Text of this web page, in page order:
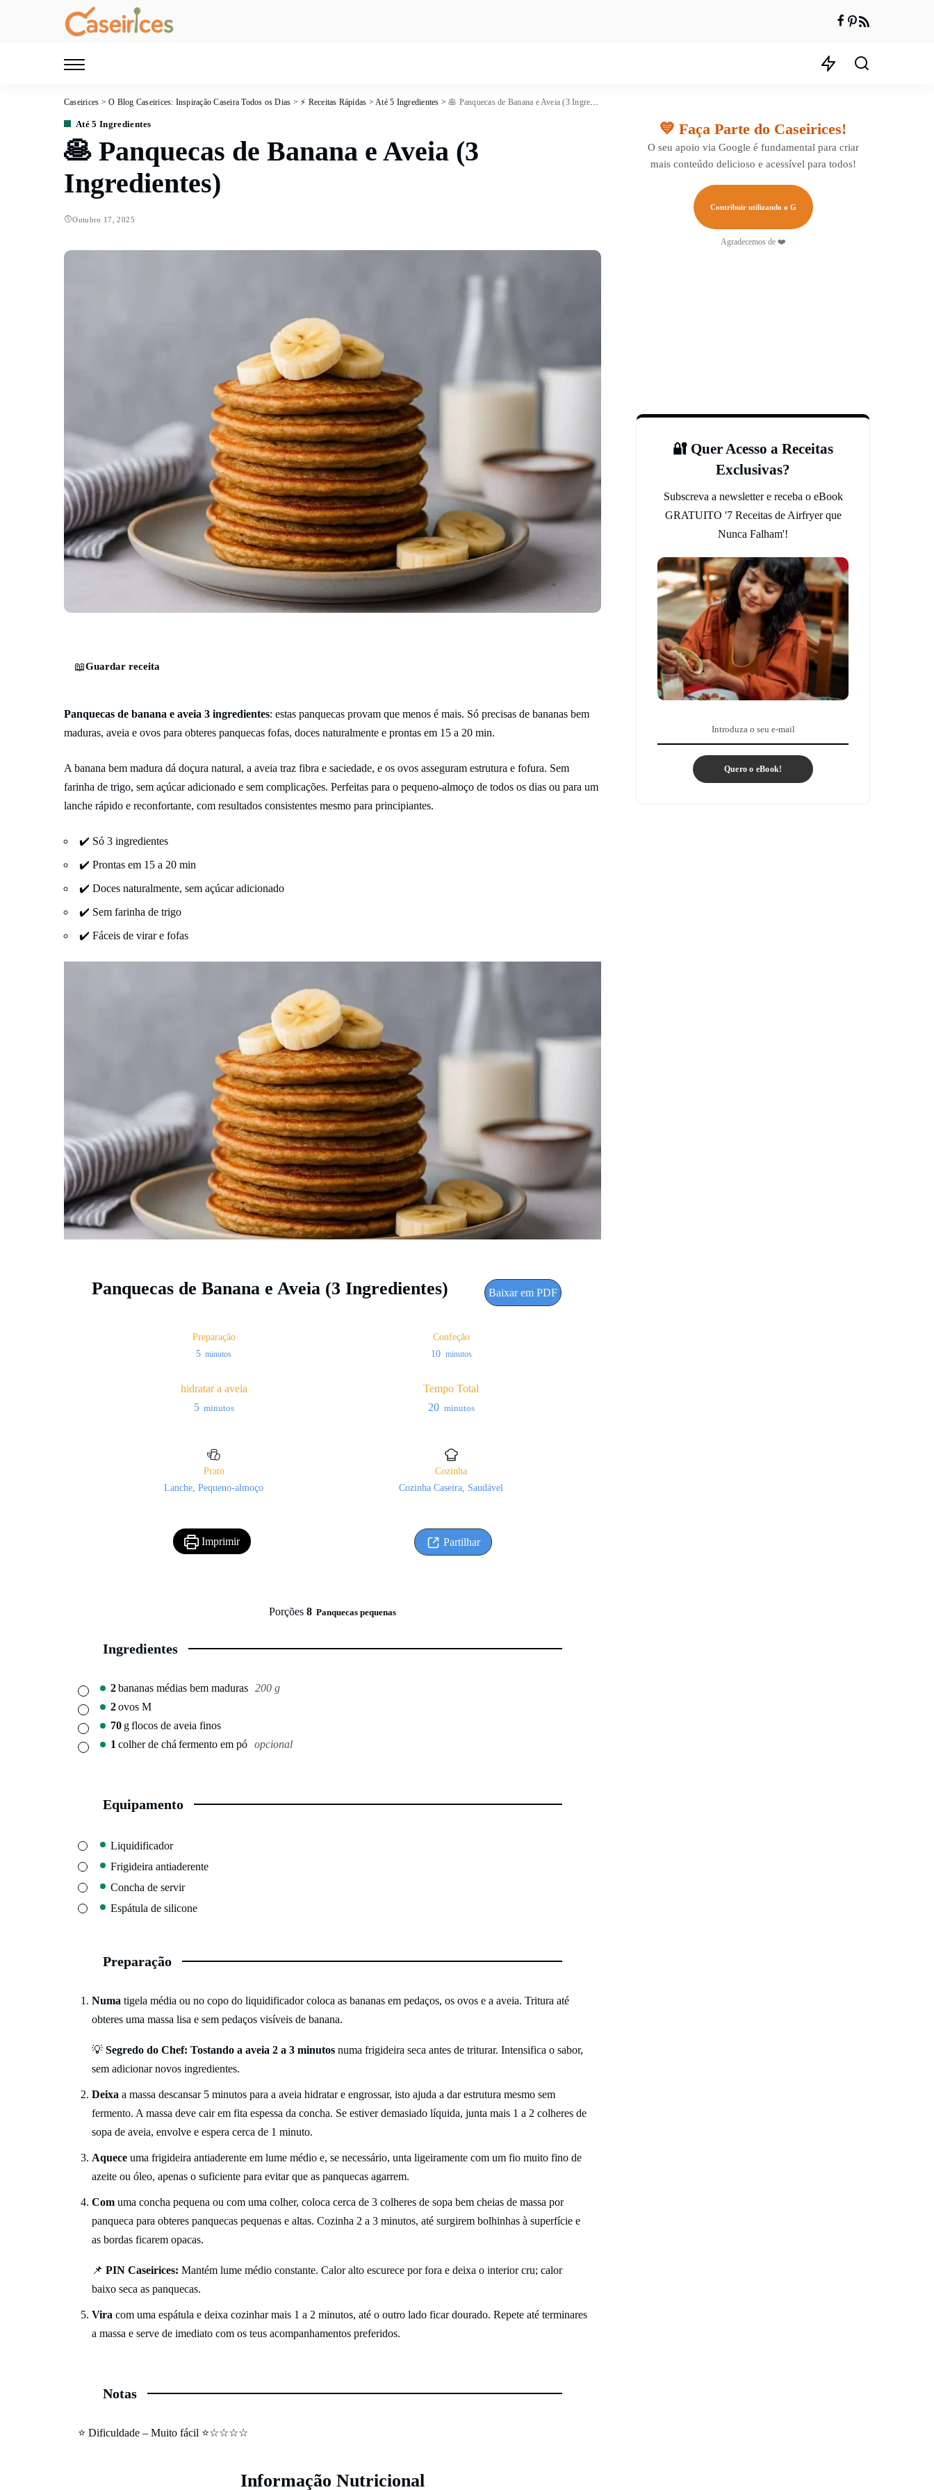
Caseirices >O Blog Caseirices: Inspiração Caseira Todos os Dias > ⚡ Receitas Rápidas >Até 5 Ingredientes >🥞 Panquecas de Banana e Aveia (3 Ingredientes)
Até 5 Ingredientes
🥞 Panquecas de Banana e Aveia (3
Ingredientes)
Outubro 17, 2025
📖Guardar receita
Panquecas de banana e aveia 3 ingredientes: estas panquecas provam que menos é mais. Só precisas de bananas bem
maduras, aveia e ovos para obteres panquecas fofas, doces naturalmente e prontas em 15 a 20 min.
A banana bem madura dá doçura natural, a aveia traz fibra e saciedade, e os ovos asseguram estrutura e fofura. Sem
farinha de trigo, sem açúcar adicionado e sem complicações. Perfeitas para o pequeno-almoço de todos os dias ou para um
lanche rápido e reconfortante, com resultados consistentes mesmo para principiantes.
✔️ Só 3 ingredientes
✔️ Prontas em 15 a 20 min
✔️ Doces naturalmente, sem açúcar adicionado
✔️ Sem farinha de trigo
✔️ Fáceis de virar e fofas
Panquecas de Banana e Aveia (3 Ingredientes) Baixar em PDF
Preparação
5minutos
minutos
Confeção
10minutos
minutos
hidratar a aveia
5minutos
minutos
Tempo Total
20minutos
minutos
Prato
Lanche, Pequeno-almoço
Cozinha
Cozinha Caseira, Saudável
Imprimir Partilhar
Porções 8 Panquecas pequenas
Ingredientes
▢ 2bananas médias bem maduras 200 g
▢ 2ovos M
▢ 70 gflocos de aveia finos
▢ 1 colher de chá fermento em pó opcional
Equipamento
▢ Liquidificador
▢ Frigideira antiaderente
▢ Concha de servir
▢ Espátula de silicone
Preparação
Numa tigela média ou no copo do liquidificador coloca as bananas em pedaços, os ovos e a aveia. Tritura até
obteres uma massa lisa e sem pedaços visíveis de banana.
💡 Segredo do Chef: Tostando a aveia 2 a 3 minutos numa frigideira seca antes de triturar. Intensifica o sabor,
sem adicionar novos ingredientes.
Deixa a massa descansar 5 minutos para a aveia hidratar e engrossar, isto ajuda a dar estrutura mesmo sem
fermento. A massa deve cair em fita espessa da concha. Se estiver demasiado líquida, junta mais 1 a 2 colheres de
sopa de aveia, envolve e espera cerca de 1 minuto.
Aquece uma frigideira antiaderente em lume médio e, se necessário, unta ligeiramente com um fio muito fino de
azeite ou óleo, apenas o suficiente para evitar que as panquecas agarrem.
Com uma concha pequena ou com uma colher, coloca cerca de 3 colheres de sopa bem cheias de massa por
panqueca para obteres panquecas pequenas e altas. Cozinha 2 a 3 minutos, até surgirem bolhinhas à superfície e
as bordas ficarem opacas.
📌 PIN Caseirices: Mantém lume médio constante. Calor alto escurece por fora e deixa o interior cru; calor
baixo seca as panquecas.
Vira com uma espátula e deixa cozinhar mais 1 a 2 minutos, até o outro lado ficar dourado. Repete até terminares
a massa e serve de imediato com os teus acompanhamentos preferidos.
Notas
⭐ Dificuldade – Muito fácil ⭐☆☆☆☆
Informação Nutricional
💛 Faça Parte do Caseirices!
O seu apoio via Google é fundamental para criar
mais conteúdo delicioso e acessível para todos!
Contribuir utilizando o G
Agradecemos de ❤️
🔐 Quer Acesso a Receitas
Exclusivas?
Subscreva a newsletter e receba o eBook
GRATUITO '7 Receitas de Airfryer que
Nunca Falham'!
Quero o eBook!